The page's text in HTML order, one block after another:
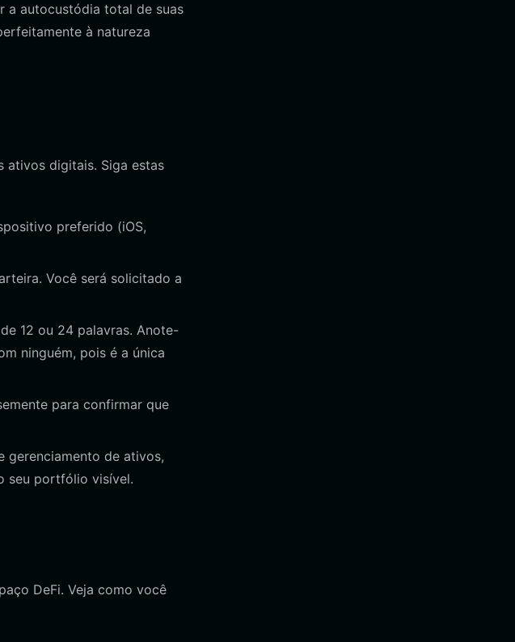
a autocustódia total de suas
à natureza
ativos digitais. Siga estas
preferido (iOS,
Você será solicitado a
12 ou 24 palavras. Anote-
ninguém, pois é a única
para confirmar que
gerenciamento de ativos,
seu portfólio visível.
DeFi. Veja como você